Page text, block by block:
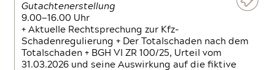
Gutachtenerstellung
9.00—16.00 Uhr
+ Aktuelle Rechtsprechung zur Kfz-
Schadenregulierung + Der Totalschaden nach dem
Totalschaden + BGH VI ZR 100/25, Urteil vom
31.03.2026 und seine Auswirkung auf die fiktive